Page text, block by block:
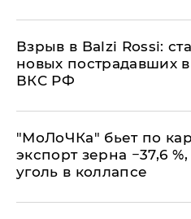
Взрыв в Balzi Rossi:
новых пострадавших
ВКС РФ
​"МоЛоЧКа" бьет по
экспорт зерна −37,6
уголь в коллапсе